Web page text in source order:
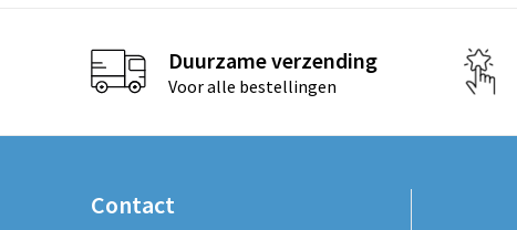
Duurzame verzending
Voor alle bestellingen
Contact